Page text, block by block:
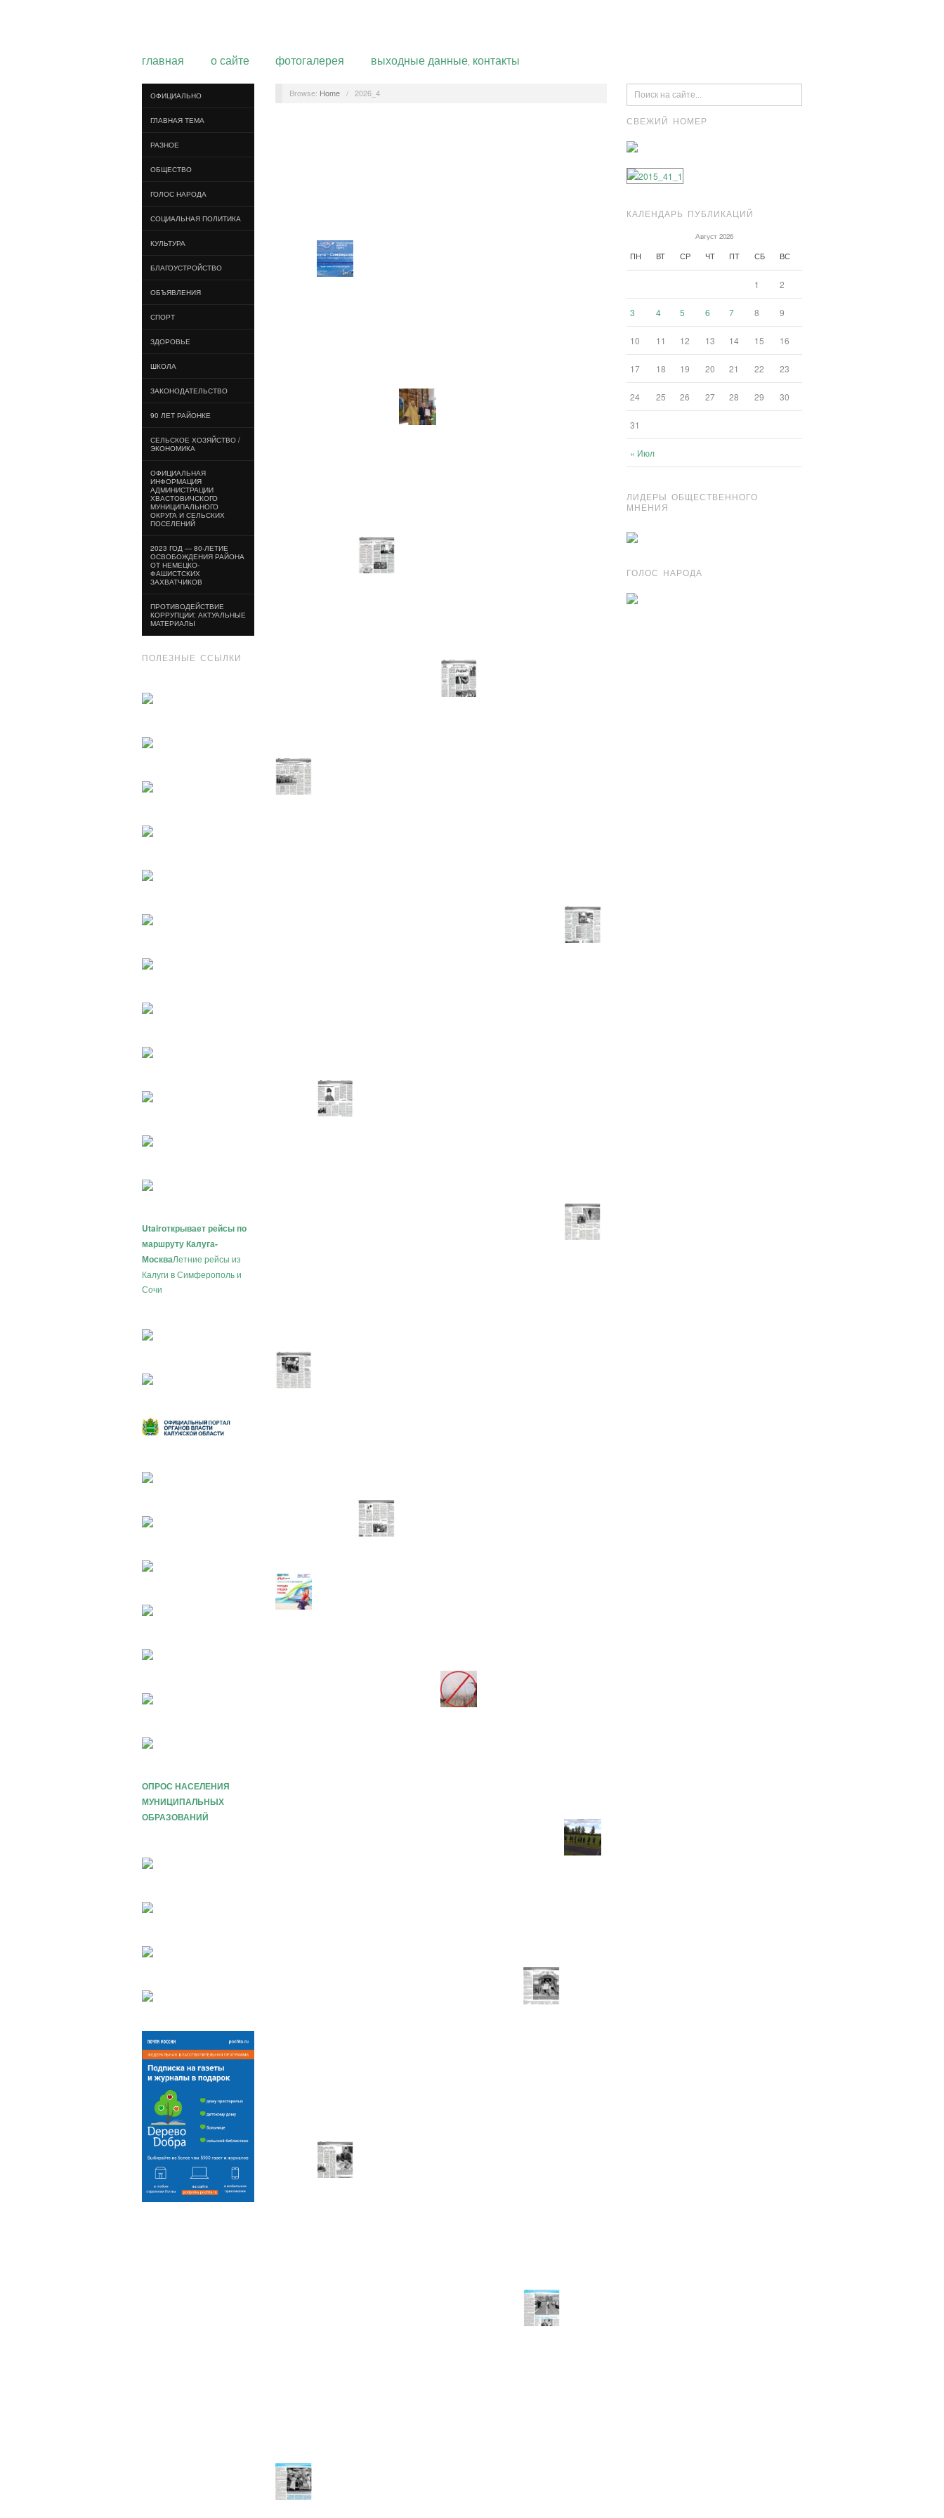
главная о сайте фотогалерея выходные данные, контакты
ОФИЦИАЛЬНО
ГЛАВНАЯ ТЕМА
РАЗНОЕ
ОБЩЕСТВО
ГОЛОС НАРОДА
СОЦИАЛЬНАЯ ПОЛИТИКА
КУЛЬТУРА
БЛАГОУСТРОЙСТВО
ОБЪЯВЛЕНИЯ
СПОРТ
ЗДОРОВЬЕ
ШКОЛА
ЗАКОНОДАТЕЛЬСТВО
90 ЛЕТ РАЙОНКЕ
СЕЛЬСКОЕ ХОЗЯЙСТВО /
ЭКОНОМИКА
ОФИЦИАЛЬНАЯ
ИНФОРМАЦИЯ
АДМИНИСТРАЦИИ
ХВАСТОВИЧСКОГО
МУНИЦИПАЛЬНОГО
ОКРУГА И СЕЛЬСКИХ
ПОСЕЛЕНИЙ
2023 ГОД — 80-ЛЕТИЕ
ОСВОБОЖДЕНИЯ РАЙОНА
ОТ НЕМЕЦКО-
ФАШИСТСКИХ
ЗАХВАТЧИКОВ
ПРОТИВОДЕЙСТВИЕ
КОРРУПЦИИ: АКТУАЛЬНЫЕ
МАТЕРИАЛЫ
ПОЛЕЗНЫЕ ССЫЛКИ
Utairоткрывает рейсы по
маршруту Калуга-
МоскваЛетние рейсы из
Калуги в Симферополь и
Сочи
ОПРОС НАСЕЛЕНИЯ
МУНИЦИПАЛЬНЫХ
ОБРАЗОВАНИЙ
Browse: Home / 2026_4
СВЕЖИЙ НОМЕР
КАЛЕНДАРЬ ПУБЛИКАЦИЙ
Август 2026
ПН ВТ СР ЧТ ПТ СБ ВС
« Июл
1 2
3 4 5 6 7 8 9
10 11 12 13 14 15 16
17 18 19 20 21 22 23
24 25 26 27 28 29 30
31
ЛИДЕРЫ ОБЩЕСТВЕННОГО
МНЕНИЯ
ГОЛОС НАРОДА